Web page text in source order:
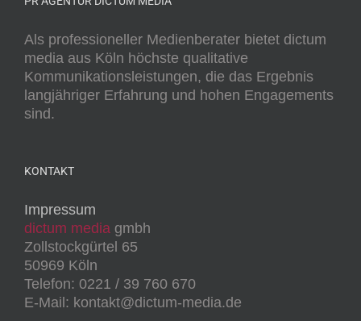
Als professioneller Medienberater bietet dictum
media aus Köln höchste qualitative
Kommunikationsleistungen, die das Ergebnis
langjähriger Erfahrung und hohen Engagements
sind.
KONTAKT
Impressum
dictum media gmbh
Zollstockgürtel 65
50969 Köln
Telefon: 0221 / 39 760 670
E-Mail: kontakt@dictum-media.de